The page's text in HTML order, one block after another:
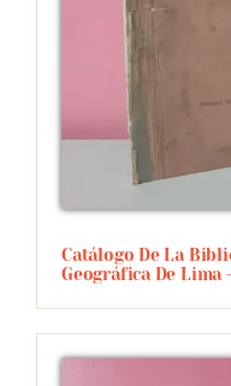
Catálogo De La
Geográfica De Lima